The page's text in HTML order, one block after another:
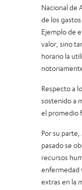
Nacional de
de los
Ejemplo de
valor, sino
horario la
Respecto a
sostenido a
el promedio
Por su
pasado se
recursos
enfermedad
extras en la